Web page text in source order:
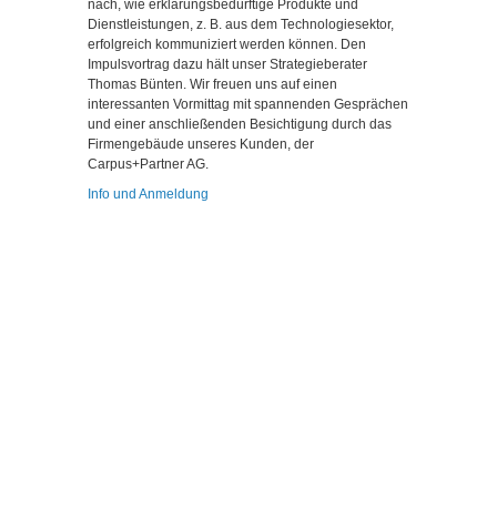
nach, wie erklärungsbedürftige Produkte und
Dienstleistungen, z. B. aus dem Technologiesektor,
erfolgreich kommuniziert werden können. Den
Impulsvortrag dazu hält unser Strategieberater
Thomas Bünten. Wir freuen uns auf einen
interessanten Vormittag mit spannenden Gesprächen
und einer anschließenden Besichtigung durch das
Firmengebäude unseres Kunden, der
Carpus+Partner AG.
Info und Anmeldung